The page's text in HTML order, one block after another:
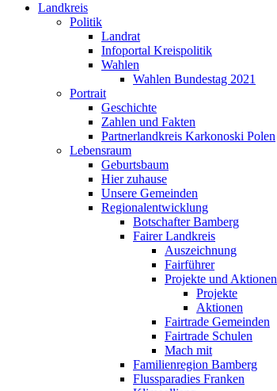
Landkreis
Politik
Landrat
Infoportal Kreispolitik
Wahlen
Wahlen Bundestag 2021
Portrait
Geschichte
Zahlen und Fakten
Partnerlandkreis Karkonoski Polen
Lebensraum
Geburtsbaum
Hier zuhause
Unsere Gemeinden
Regionalentwicklung
Botschafter Bamberg
Fairer Landkreis
Auszeichnung
Fairführer
Projekte und Aktionen
Projekte
Aktionen
Fairtrade Gemeinden
Fairtrade Schulen
Mach mit
Familienregion Bamberg
Flussparadies Franken